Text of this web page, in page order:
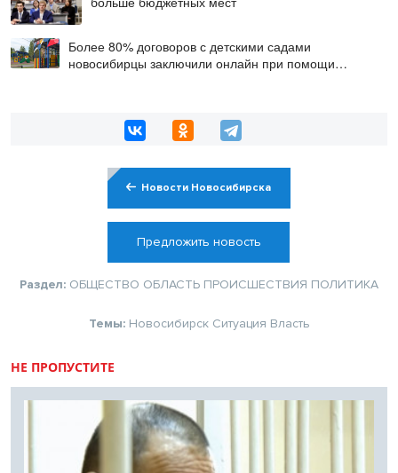
Более 80% договоров с детскими садами
новосибирцы заключили онлайн при помощи
Новости Новосибирска
Предложить новость
Раздел: ОБЩЕСТВО ОБЛАСТЬ ПРОИСШЕСТВИЯ ПОЛИТИКА
Темы: Новосибирск Ситуация Власть
НЕ ПРОПУСТИТЕ